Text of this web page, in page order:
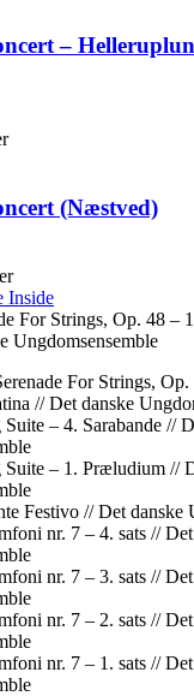
–
(Næstved)
Inside
For Strings, Op. 48 –
Ungdomsensemble
For Strings,
//Det danske
– 4. Sarabande //
Suite – 1. Præludium //
Festivo //Det danske
nr. 7 – 4. sats //
nr. 7 – 3. sats //
nr. 7 – 2. sats //
nr. 7 – 1. sats //